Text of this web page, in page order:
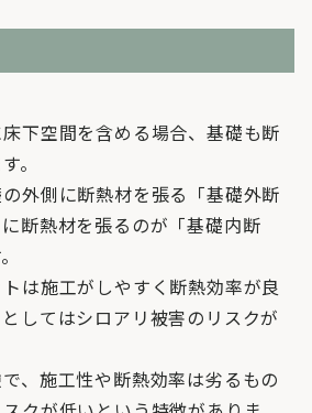
下空間を含める場合、基礎も断
。
外側に断熱材を張る「基礎外断
断熱材を張るのが「基礎内断
は施工がしやすく断熱効率が良
してはシロアリ被害のリスクが
、施工性や断熱効率は劣るもの